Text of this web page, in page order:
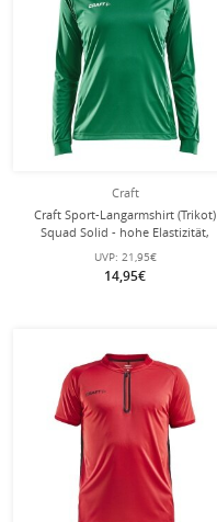
Craft
Craft Sport-Langarmshirt (Trikot)
Squad Solid - hohe Elastizität,
ergonomisches Design - grün
Damen
UVP: 21,95€
14,95€